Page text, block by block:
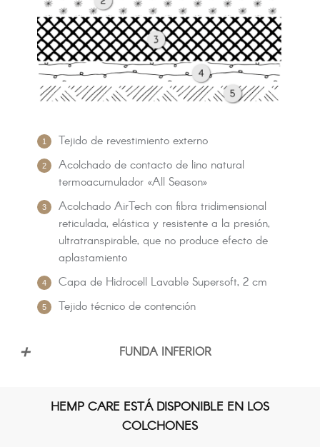
Tejido de revestimiento externo
Acolchado de contacto de lino natural
termoacumulador «All Season»
Acolchado AirTech con fibra tridimensional
reticulada, elástica y resistente a la presión,
ultratranspirable, que no produce efecto de
aplastamiento
Capa de Hidrocell Lavable Supersoft, 2 cm
Tejido técnico de contención
FUNDA INFERIOR
desde 300 g/m²
HEMP CARE ESTÁ DISPONIBLE EN LOS
COLCHONES